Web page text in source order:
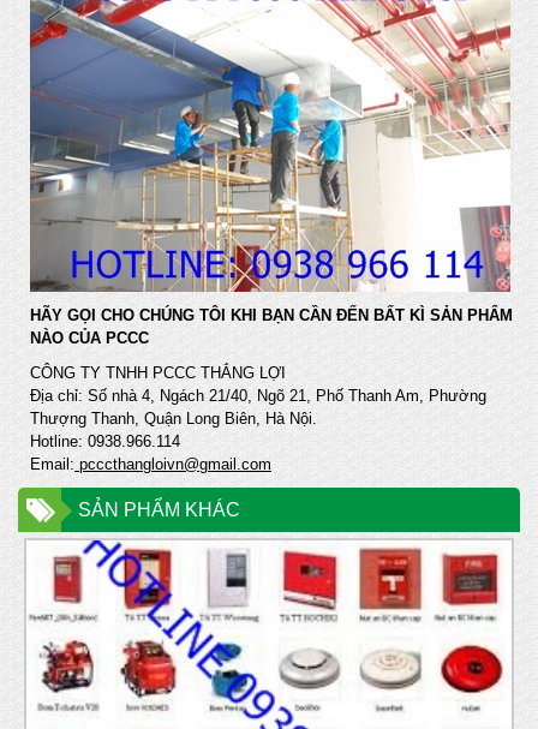
HÃY GỌI CHO CHÚNG TÔI KHI BẠN CẦN ĐẾN BẤT KÌ SẢN PHẨM
NÀO CỦA PCCC
CÔNG TY TNHH PCCC THẮNG LỢI
Địa chỉ: Số nhà 4, Ngách 21/40, Ngõ 21, Phố Thanh Am, Phường
Thượng Thanh, Quận Long Biên, Hà Nội.
Hotline: 0938.966.114
Email: pcccthangloivn@gmail.com
SẢN PHẨM KHÁC